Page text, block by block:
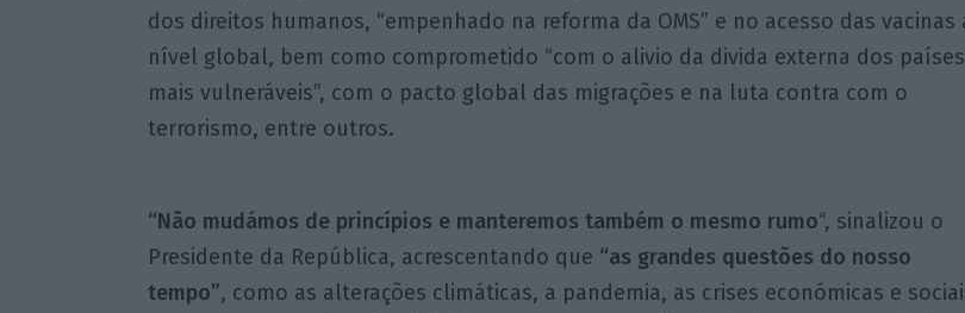
dos direitos humanos, “empenhado na reforma da OMS” e no acesso das vacinas
nível global, bem como comprometido “com o alivio da divida externa dos países
mais vulneráveis”, com o pacto global das migrações e na luta contra com o
terrorismo, entre outros.
“Não mudámos de princípios e manteremos também o mesmo rumo“, sinalizou o
Presidente da República, acrescentando que “as grandes questões do nosso
tempo”, como as alterações climáticas, a pandemia, as crises económicas e